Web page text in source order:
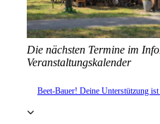
Die nächsten Termine im
Veranstaltungskalender
Beet-Bauer! Deine Unterstützung